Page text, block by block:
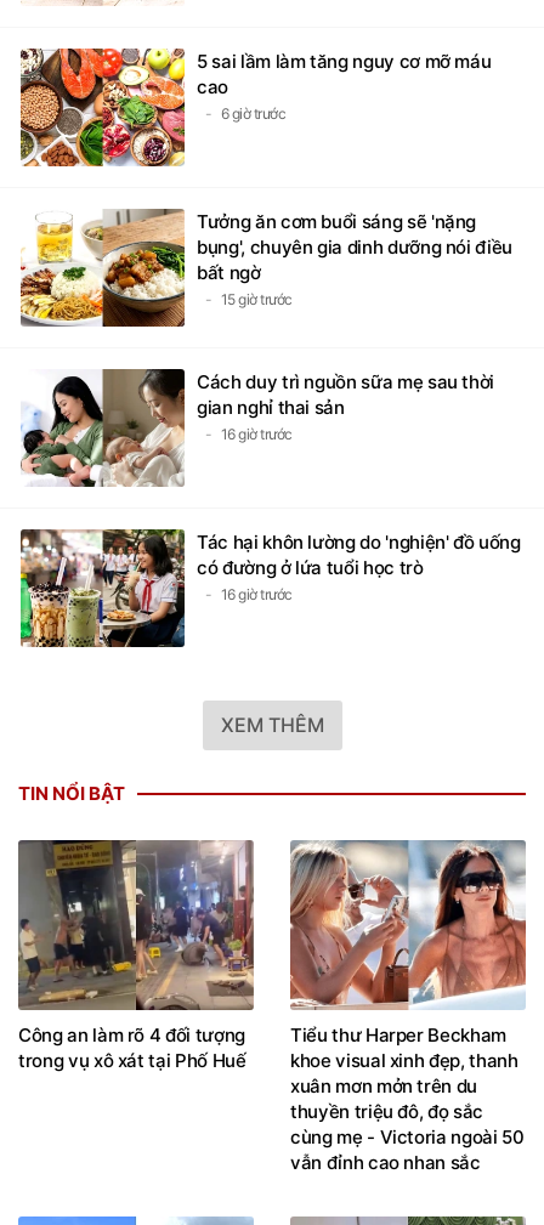
5 sai lầm làm tăng nguy cơ mỡ máu
cao
6 giờ trước
Tưởng ăn cơm buổi sáng sẽ 'nặng
bụng', chuyên gia dinh dưỡng nói điều
bất ngờ
15 giờ trước
Cách duy trì nguồn sữa mẹ sau thời
gian nghỉ thai sản
16 giờ trước
Tác hại khôn lường do 'nghiện' đồ uống
có đường ở lứa tuổi học trò
16 giờ trước
XEM THÊM
TIN NỔI BẬT
Công an làm rõ 4 đối tượng
trong vụ xô xát tại Phố Huế
Tiểu thư Harper Beckham
khoe visual xinh đẹp, thanh
xuân mơn mởn trên du
thuyền triệu đô, đọ sắc
cùng mẹ - Victoria ngoài 50
vẫn đỉnh cao nhan sắc